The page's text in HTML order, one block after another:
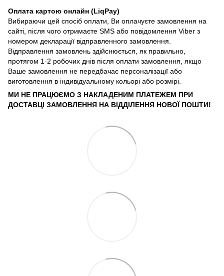
Оплата картою онлайн (LiqPay)
Вибираючи цей спосіб оплати, Ви оплачуєте замовлення на
сайті, після чого отримаєте SMS або повідомлення Viber з
номером декларації відправленного замовлення.
Відправлення замовлень здійснюється, як правильно,
протягом 1-2 робочих днів після оплати замовлення, якщо
Ваше замовлення не передбачає персоналізації або
виготовлення в індивідуальному кольорі або розмірі.
МИ НЕ ПРАЦЮЄМО З НАКЛАДЕНИМ ПЛАТЕЖЕМ ПРИ
ДОСТАВЦІ ЗАМОВЛЕННЯ НА ВІДДІЛЕННЯ НОВОЇ ПОШТИ!